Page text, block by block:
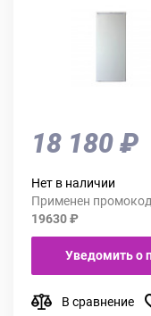
18 180 ₽
Нет в наличии
Применен
19630 ₽
Уведомить о
В сравнение